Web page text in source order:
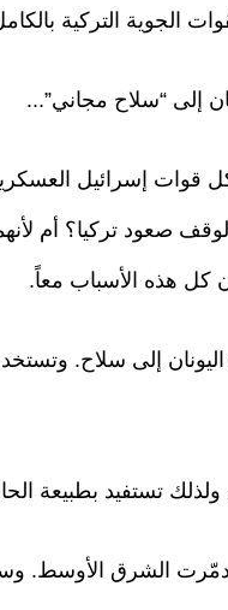
الجوية التركية
إلى “سلاح مجاني”...
قوات إسرائيل
صعود تركيا؟ أم
كل هذه الأسباب معاً.
إلى سلاح.
ولذلك تستفيد بطبيعة
الشرق الأوسط.